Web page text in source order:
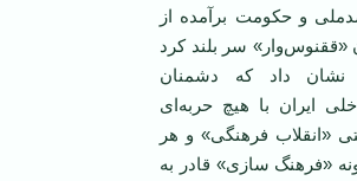
و حکومت برآمده از
«ققنوس‌وار» سر بلند کرد
نشان داد که دشمنان
ایران با هیچ حربه‌ای
«انقلاب فرهنگی» و هر
«فرهنگ سازی» قادر به